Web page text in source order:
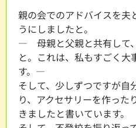
親の会でのアドバイスを夫
うにしましたと。
― 母親と父親と共有して
と。これは、私もすごく大
す。―
そして、少しずつですが自
り、アクセサリーを作った
きましたと書いています。